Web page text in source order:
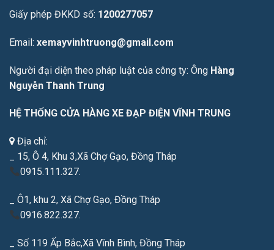
Giấy phép ĐKKD số: 1200277057
Email: xemayvinhtruong@gmail.com
Người đại diện theo pháp luật của công ty: Ông Hàng
Nguyễn Thanh Trung
HỆ THỐNG CỬA HÀNG XE ĐẠP ĐIỆN VĨNH TRUNG
Địa chỉ:
_ 15, Ô 4, Khu 3,Xã Chợ Gạo, Đồng Tháp
0915.111.327.
_ Ô1, khu 2, Xã Chợ Gạo, Đồng Tháp
0916.822.327.
_ Số 119 Ấp Bắc,Xã Vĩnh Bình, Đồng Tháp